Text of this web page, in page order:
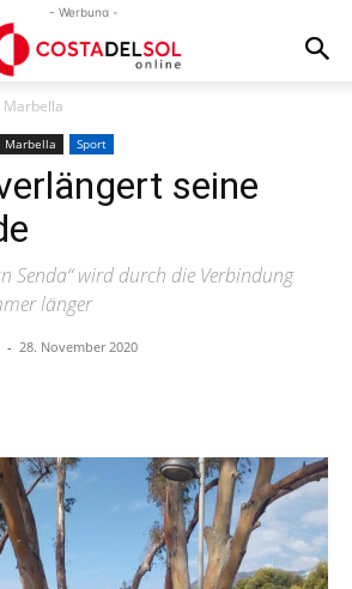
- Werbung -
Marbella
Marbella Sport
seine
Senda“ wird durch die Verbindung
länger
- 28. November 2020